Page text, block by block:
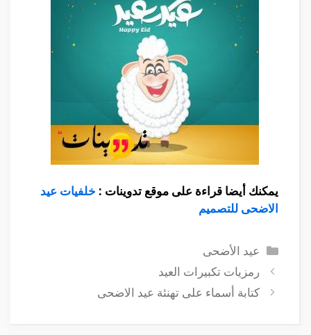
يمكنك أيضا قراءة على موقع تدوينات : خلفيات عيد
الاضحى للتصميم
التصنيفات
عيد الأضحى
رمزيات تكبيرات العيد
كتابة أسماء على تهنئة عيد الاضحى